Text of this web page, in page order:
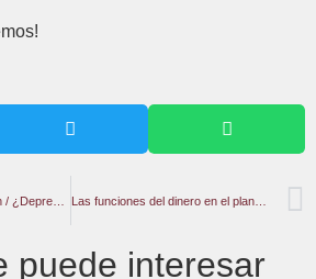
Las funciones del dinero en el planteamiento de Marx. Una síntesis del capítulo II y III de El Capital
puede interesar